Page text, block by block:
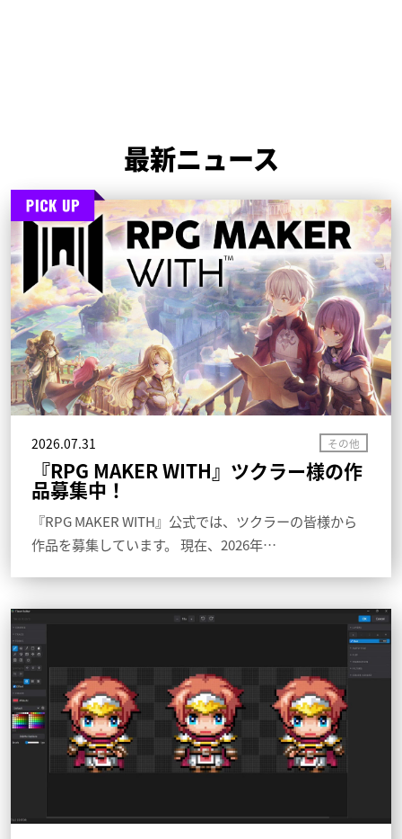
最新ニュース
2026.07.31
『RPG MAKER WITH』ツクラー様の作
品募集中！
『RPG MAKER WITH』公式では、ツクラーの皆様から
作品を募集しています。 現在、2026年…